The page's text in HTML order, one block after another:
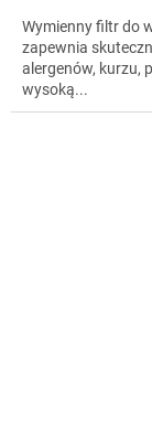
Wymienny filtr do
zapewnia
alergenów, kurzu,
wysoką...